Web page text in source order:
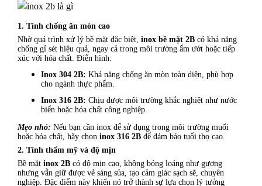
1. Tính chống ăn mòn cao
Nhờ quá trình xử lý bề mặt đặc biệt, inox bề mặt 2B có khả năng
chống gỉ sét hiệu quả, ngay cả trong môi trường ẩm ướt hoặc tiếp
xúc với hóa chất. Điển hình:
Inox 304 2B: Khả năng chống ăn mòn toàn diện, phù hợp
cho ngành thực phẩm.
Inox 316 2B: Chịu được môi trường khắc nghiệt như nước
biển hoặc hóa chất công nghiệp.
Mẹo nhỏ: Nếu bạn cần inox để sử dụng trong môi trường muối
hoặc hóa chất, hãy chọn inox 316 2B để đảm bảo tuổi thọ cao.
2. Tính thẩm mỹ và độ mịn
Bề mặt inox 2B có độ mịn cao, không bóng loáng như gương
nhưng vẫn giữ được vẻ sáng sủa, tạo cảm giác sạch sẽ, chuyên
nghiệp. Đặc điểm này khiến nó trở thành sự lựa chọn lý tưởng